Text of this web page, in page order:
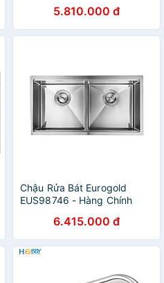
5.810.000 đ
Chậu Rửa Bát Eurogold
EUS98746 - Hàng Chính
6.415.000 đ